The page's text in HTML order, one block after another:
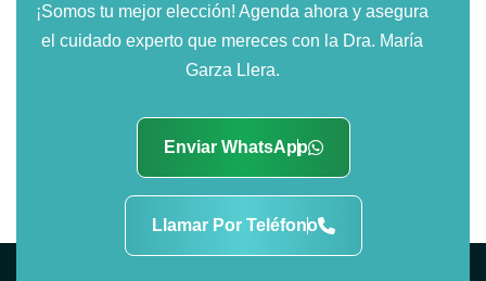
¡Somos tu mejor elección! Agenda ahora y asegura
el cuidado experto que mereces con la Dra. María
Garza Llera.
Enviar WhatsApp
Llamar Por Teléfono